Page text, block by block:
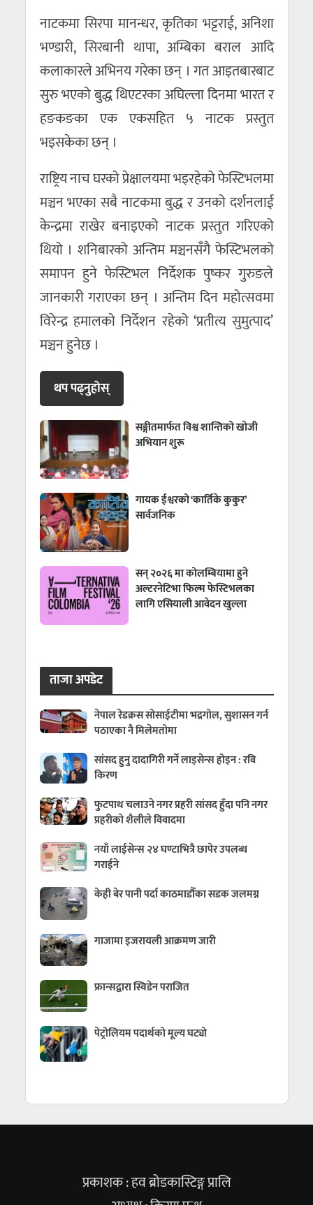
नाटकमा सिरपा मानन्धर, कृतिका भट्टराई, अनिशा
भण्डारी, सिरबानी थापा, अम्बिका बराल आदि
कलाकारले अभिनय गरेका छन् । गत आइतबारबाट
सुरु भएको बुद्ध थिएटरका अघिल्ला दिनमा भारत र
हङकङका एक एकसहित ५ नाटक प्रस्तुत
भइसकेका छन् ।
राष्ट्रिय नाच घरको प्रेक्षालयमा भइरहेको फेस्टिभलमा
मञ्चन भएका सबै नाटकमा बुद्ध र उनको दर्शनलाई
केन्द्रमा राखेर बनाइएको नाटक प्रस्तुत गरिएको
थियो । शनिबारको अन्तिम मञ्चनसँगै फेस्टिभलको
समापन हुने फेस्टिभल निर्देशक पुष्कर गुरुङले
जानकारी गराएका छन् । अन्तिम दिन महोत्सवमा
विरेन्द्र हमालको निर्देशन रहेको ‘प्रतीत्य सुमुत्पाद’
मञ्चन हुनेछ ।
थप पढ्नुहाेस्
सङ्गीतमार्फत विश्व शान्तिको खाेजी
अभियान शुरू
गायक ईश्वरको ‘कार्तिके कुकुर’
सार्वजनिक
सन् २०२६ मा कोलम्बियामा हुने
अल्टरनेटिभा फिल्म फेस्टिभलका
लागि एसियाली आवेदन खुल्ला
ताजा अपडेट
नेपाल रेडक्रस सोसाईटीमा भद्रगोल, सुशासन गर्न
पठाएका नै मिलेमतोमा
सांसद हुनु दादागिरी गर्ने लाइसेन्स होइन : रवि
किरण
फुटपाथ चलाउने नगर प्रहरी सांसद हुँदा पनि नगर
प्रहरीको शैलीले विवादमा
नयाँ लाईसेन्स २४ घण्टाभित्रै छापेर उपलब्ध
गराईने
केही बेर पानी पर्दा काठमाडौँका सडक जलमग्न
गाजामा इजरायली आक्रमण जारी
फ्रान्सद्वारा स्विडेन पराजित
पेट्रोलियम पदार्थको मूल्य घट्यो
प्रकाशक : हव ब्रोडकास्टिङ्ग प्रालि